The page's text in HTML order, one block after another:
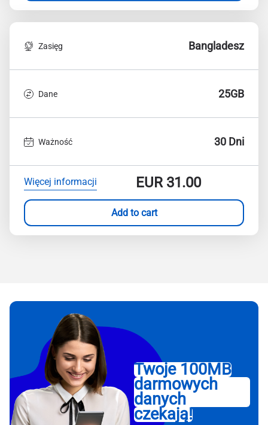
Zasięg Bangladesz
Dane 25GB
Ważność 30 Dni
Więcej informacji EUR31.00
Add to cart
Twoje 100MB
darmowych
danych
czekają!